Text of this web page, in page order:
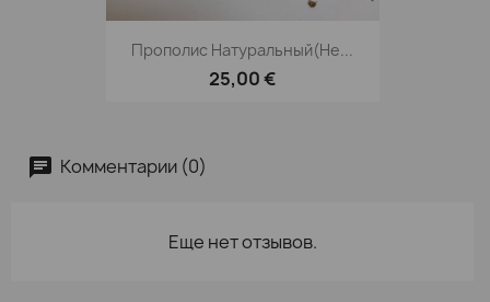
Прополис Натуральный(не...
25,00 €
Комментарии (0)
Еще нет отзывов.